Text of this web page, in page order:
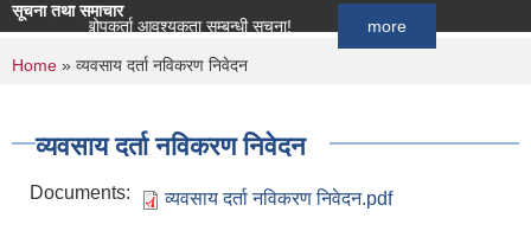
सूचना तथा समाचार
लागि खोपकर्ता आवश्यकता सम्बन्धी सूचना!
You are here
Home » व्यवसाय दर्ता नविकरण निवेदन
व्यवसाय दर्ता नविकरण निवेदन
Documents: व्यवसाय दर्ता नविकरण निवेदन.pdf